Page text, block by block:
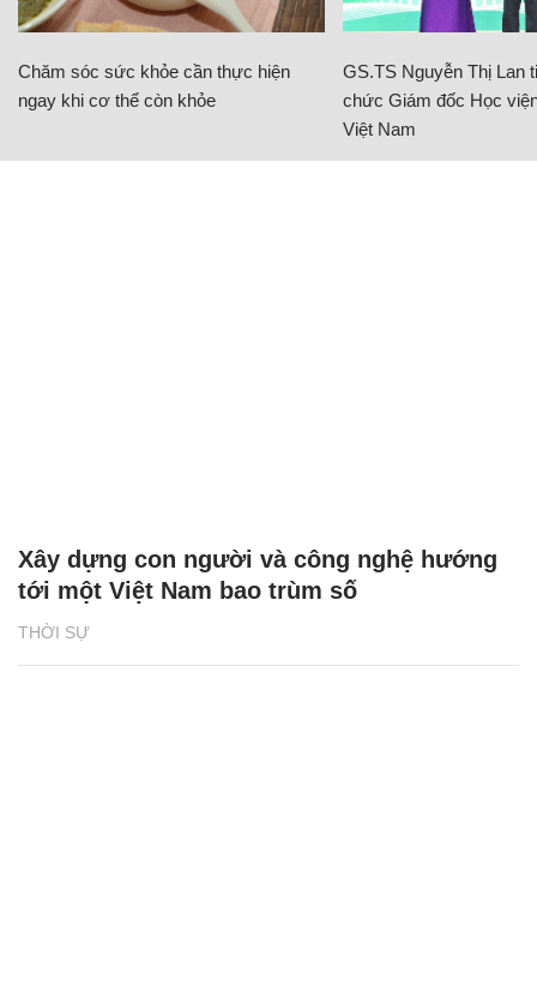
Chăm sóc sức khỏe cần thực hiện
ngay khi cơ thể còn khỏe
GS.TS Nguyễn Thị Lan
chức Giám đốc Học
Việt Nam
THỜI SỰ
Xây dựng con người và công nghệ hướng
tới một Việt Nam bao trùm số